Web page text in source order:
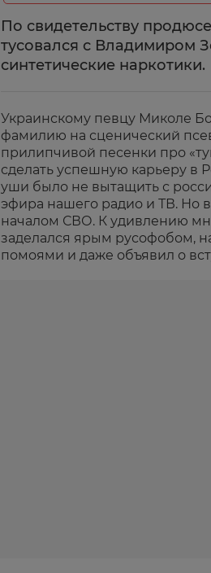
По свидетельству
тусовался с Владимиром
синтетические наркотики.
Украинскому певцу Миколе
фамилию на сценический
прилипчивой песенки про
сделать успешную карьеру в
уши было не вытащить с
эфира нашего радио и ТВ. Но
началом СВО. К удивлению
заделался ярым русофобом,
помоями и даже объявил о